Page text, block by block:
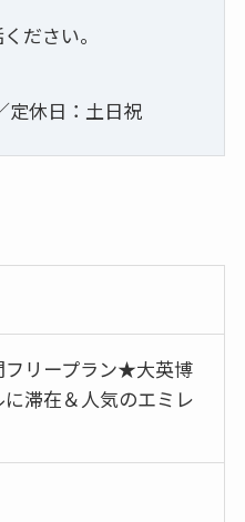
ださい。
定休日：土日祝
フリープラン★大英博
滞在＆人気のエミレ